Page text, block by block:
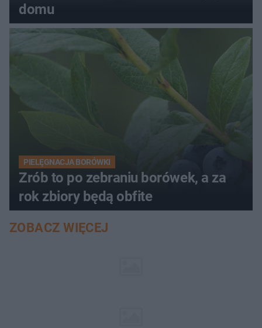
domu
PIELĘGNACJA BORÓWKI
Zrób to po zebraniu borówek, a za
rok zbiory będą obfite
ZOBACZ WIĘCEJ